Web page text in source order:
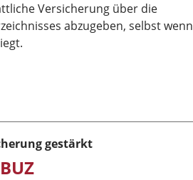
Versicherung über die
abzugeben, selbst wenn
gestärkt